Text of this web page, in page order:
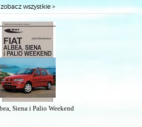
zobacz wszystkie >
Siena i Palio Weekend